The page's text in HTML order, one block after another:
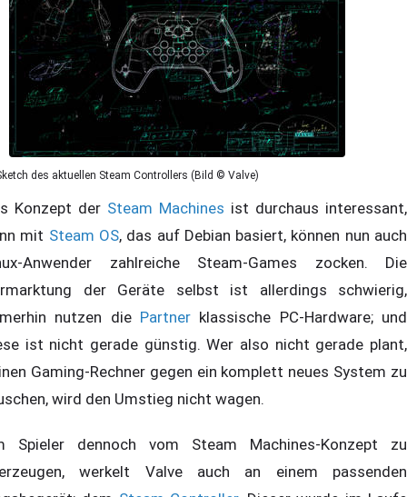
des aktuellen Steam Controllers (Bild © Valve)
Konzept der Steam Machines ist durchaus interessant,
mit Steam OS, das auf Debian basiert, können nun auch
Anwender zahlreiche Steam-Games zocken. Die
der Geräte selbst ist allerdings schwierig,
nutzen die Partner klassische PC-Hardware; und
ist nicht gerade günstig. Wer also nicht gerade plant,
Gaming-Rechner gegen ein komplett neues System zu
wird den Umstieg nicht wagen.
Spieler dennoch vom Steam Machines-Konzept zu
werkelt Valve auch an einem passenden